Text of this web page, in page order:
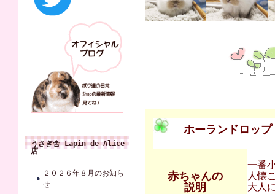
うさぎ舎 Lapin de Alice
店
２０２６年８月のお知ら
せ
ホーランドロップ
赤ちゃんの
説明
一番
人懐
大人